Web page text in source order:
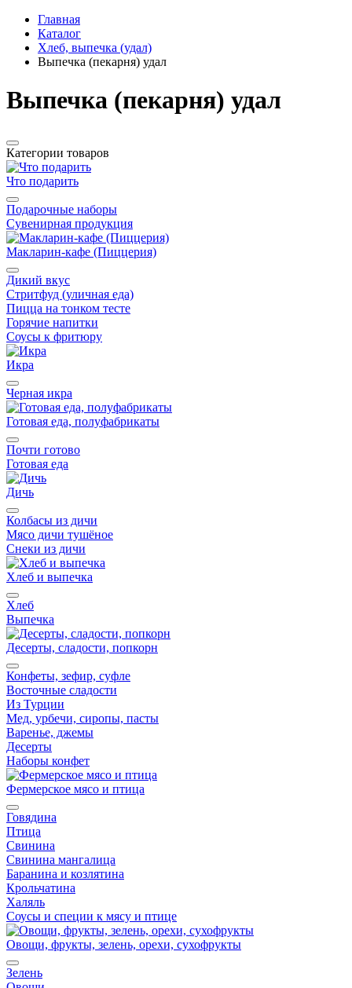
Главная
Каталог
Хлеб, выпечка (удал)
Выпечка (пекарня) удал
Выпечка (пекарня) удал
Категории товаров
Что подарить
Подарочные наборы
Сувенирная продукция
Макларин-кафе (Пиццерия)
Дикий вкус
Стритфуд (уличная еда)
Пицца на тонком тесте
Горячие напитки
Соусы к фритюру
Икра
Черная икра
Готовая еда, полуфабрикаты
Почти готово
Готовая еда
Дичь
Колбасы из дичи
Мясо дичи тушёное
Снеки из дичи
Хлеб и выпечка
Хлеб
Выпечка
Десерты, сладости, попкорн
Конфеты, зефир, суфле
Восточные сладости
Из Турции
Мед, урбечи, сиропы, пасты
Варенье, джемы
Десерты
Наборы конфет
Фермерское мясо и птица
Говядина
Птица
Свинина
Свинина мангалица
Баранина и козлятина
Крольчатина
Халяль
Соусы и специи к мясу и птице
Овощи, фрукты, зелень, орехи, сухофрукты
Зелень